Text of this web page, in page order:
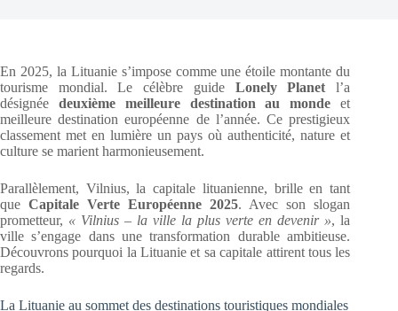
En 2025, la Lituanie s’impose comme une étoile montante du
tourisme mondial. Le célèbre guide Lonely Planet l’a
désignée deuxième meilleure destination au monde et
meilleure destination européenne de l’année. Ce prestigieux
classement met en lumière un pays où authenticité, nature et
culture se marient harmonieusement.
Parallèlement, Vilnius, la capitale lituanienne, brille en tant
queCapitale Verte Européenne 2025. Avec son slogan
prometteur, « Vilnius – la ville la plus verte en devenir », la
ville s’engage dans une transformation durable ambitieuse.
Découvrons pourquoi la Lituanie et sa capitale attirent tous les
regards.
La Lituanie au sommet des destinations touristiques mondiales